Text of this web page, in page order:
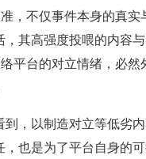
，不仅事件本身的真实
其高强度投喂的内容
平台的对立情绪，必然
，以制造对立等低劣内
也是为了平台自身的